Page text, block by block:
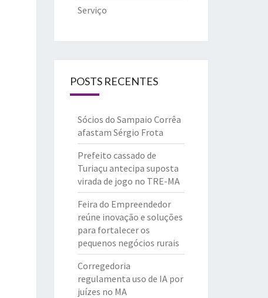
Serviço
POSTS RECENTES
Sócios do Sampaio Corrêa
afastam Sérgio Frota
Prefeito cassado de
Turiaçu antecipa suposta
virada de jogo no TRE-MA
Feira do Empreendedor
reúne inovação e soluções
para fortalecer os
pequenos negócios rurais
Corregedoria
regulamenta uso de IA por
juízes no MA